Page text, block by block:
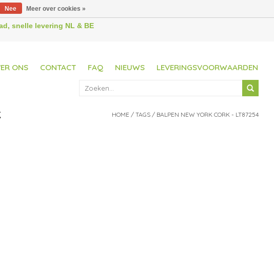
snelle levering NL & BE
ONS CONTACT FAQ NIEUWS LEVERINGSVOORWAARDEN
HOME / TAGS / BALPEN NEW YORK CORK - LT87254
Nee Meer over cookies »